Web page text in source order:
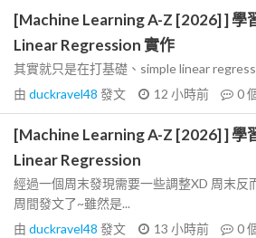
[Machine Learning A-Z [2026] ] 學
Linear Regression 實作
其實就只是在打基礎、simple linear
由 duckravel48 發文 12 小時前 0
[Machine Learning A-Z [2026] ] 學
Linear Regression
經過一個周末發現需要一些調整XD 周末反
周間發文了~雖然是...
由 duckravel48 發文 13 小時前 0